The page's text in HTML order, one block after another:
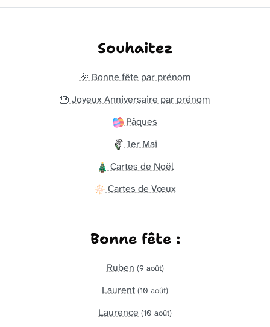
Souhaitez
🎉 Bonne fête par prénom
🎂 Joyeux Anniversaire par prénom
Pâques
1er Mai
Cartes de Noël
Cartes de Vœux
Bonne fête :
Ruben (9 août)
Laurent (10 août)
Laurence (10 août)